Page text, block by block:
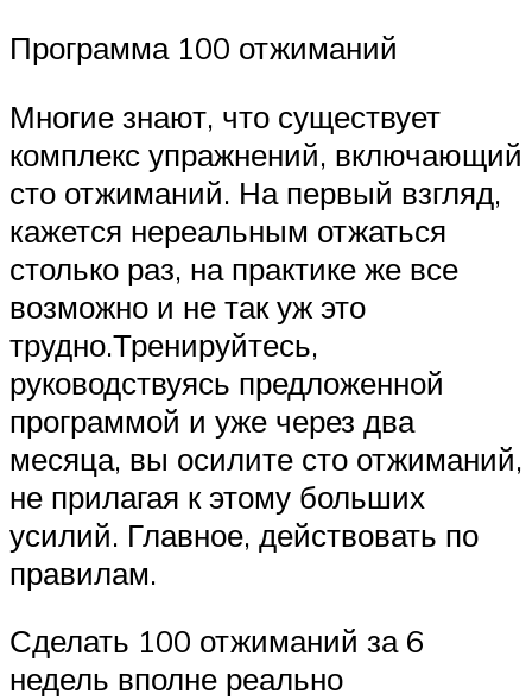
Программа 100 отжиманий
Многие знают, что существует
комплекс упражнений, включающий
сто отжиманий. На первый взгляд,
кажется нереальным отжаться
столько раз, на практике же все
возможно и не так уж это
трудно.Тренируйтесь,
руководствуясь предложенной
программой и уже через два
месяца, вы осилите сто отжиманий,
не прилагая к этому больших
усилий. Главное, действовать по
правилам.
Сделать 100 отжиманий за 6
недель вполне реально